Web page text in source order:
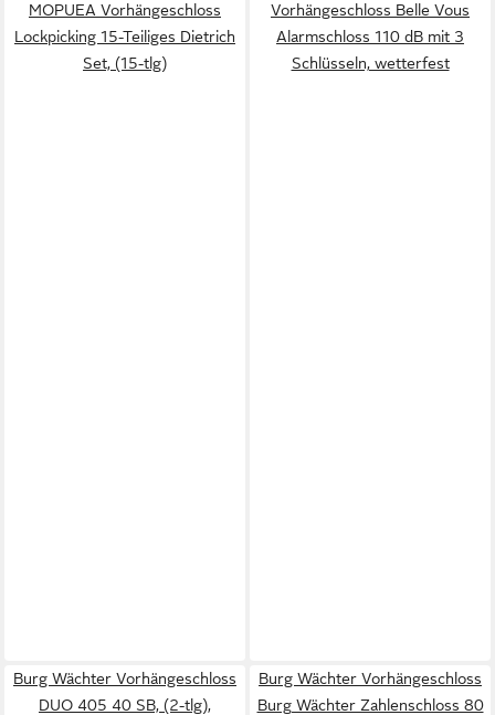
MOPUEA Vorhängeschloss
Lockpicking 15-Teiliges Dietrich
Set, (15-tlg)
Vorhängeschloss Belle Vous
Alarmschloss 110 dB mit 3
Schlüsseln, wetterfest
Burg Wächter Vorhängeschloss
DUO 405 40 SB, (2-tlg),
Burg Wächter Vorhängeschloss
Burg Wächter Zahlenschloss 80